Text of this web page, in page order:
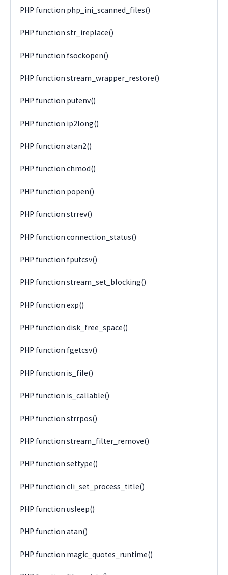
PHP function php_ini_scanned_files()
PHP function str_ireplace()
PHP function fsockopen()
PHP function stream_wrapper_restore()
PHP function putenv()
PHP function ip2long()
PHP function atan2()
PHP function chmod()
PHP function popen()
PHP function strrev()
PHP function connection_status()
PHP function fputcsv()
PHP function stream_set_blocking()
PHP function exp()
PHP function disk_free_space()
PHP function fgetcsv()
PHP function is_file()
PHP function is_callable()
PHP function strrpos()
PHP function stream_filter_remove()
PHP function settype()
PHP function cli_set_process_title()
PHP function usleep()
PHP function atan()
PHP function magic_quotes_runtime()